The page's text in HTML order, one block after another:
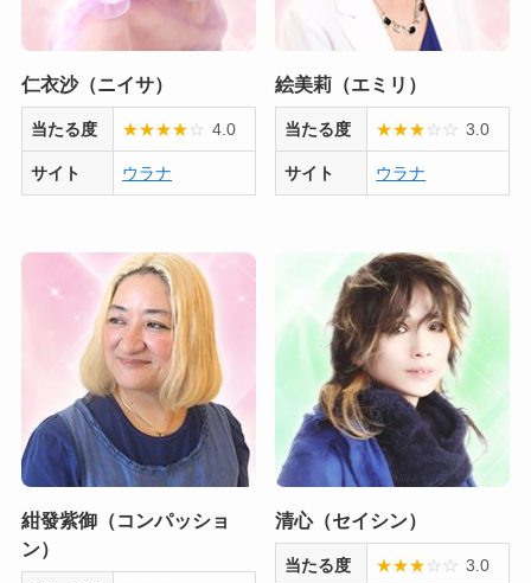
仁衣沙（ニイサ）
当たる度 ★★★★☆ 4.0
サイト ウラナ
絵美莉（エミリ）
当たる度 ★★★☆ ☆ 3.0
サイト ウラナ
紺發紫御（コンパッショ
ン）
清心（セイシン）
当たる度 ★★★☆ ☆ 3.0